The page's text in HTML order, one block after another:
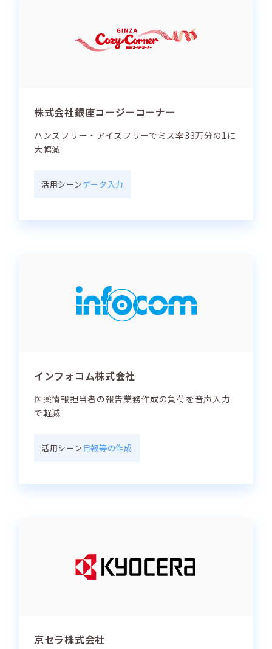
株式会社銀座コージーコーナー
ハンズフリー・アイズフリーでミス率33万分の1に
大幅減
活用シーンデータ入力
インフォコム株式会社
医薬情報担当者の報告業務作成の負荷を音声入力
で軽減
活用シーン 日報等の作成
京セラ株式会社